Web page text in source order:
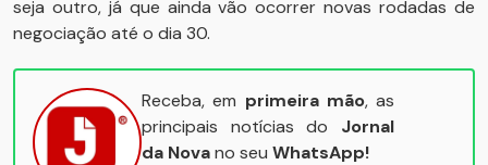
seja outro, já que ainda vão ocorrer novas rodadas de
negociação até o dia 30.
Receba, em primeira mão, as
principais notícias do Jornal
da Novano seu WhatsApp!